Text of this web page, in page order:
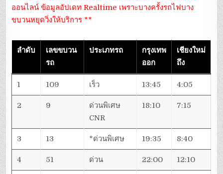
ออนไลน์ ข้อมูลอัปเดท Realtime เพราะบางครั้งรถไฟบาง
ขบวนหยุดวิ่งให้บริการ **
ลำดับ
เลขขบวน
รถ
ประเภทรถ
กรุงเทพ
ออก
เชียงใหม่
ถึง
1 109 เร็ว 13:45 4:05
2 9
ด่วนพิเศษ
CNR
18:10 7:15
3 13 *ด่วนพิเศษ 19:35 8:40
4 51 ด่วน 22:00 12:10